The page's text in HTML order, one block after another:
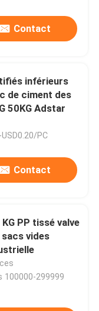
Contact
inférieurs
de ciment des
50KG Adstar
PC
Contact
PP tissé valve
vides
100000-299999